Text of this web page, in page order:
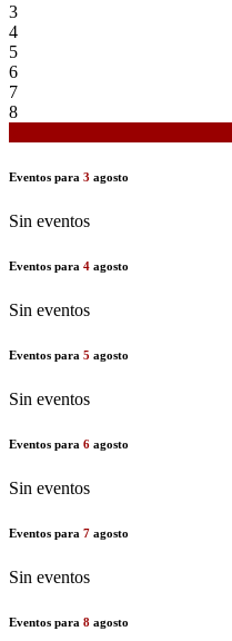
3
4
5
6
7
8
Eventos para 3 agosto
Sin eventos
Eventos para 4 agosto
Sin eventos
Eventos para 5 agosto
Sin eventos
Eventos para 6 agosto
Sin eventos
Eventos para 7 agosto
Sin eventos
Eventos para 8 agosto